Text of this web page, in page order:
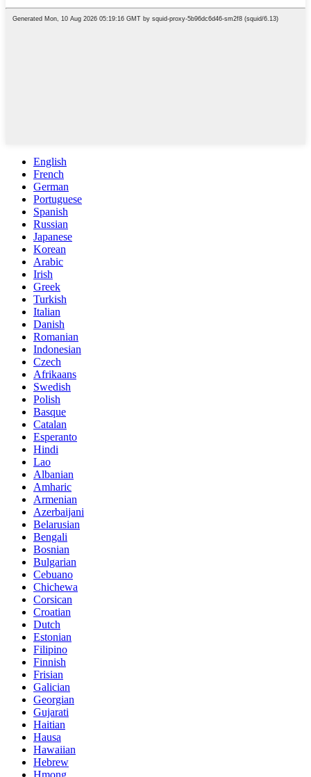
English
French
German
Portuguese
Spanish
Russian
Japanese
Korean
Arabic
Irish
Greek
Turkish
Italian
Danish
Romanian
Indonesian
Czech
Afrikaans
Swedish
Polish
Basque
Catalan
Esperanto
Hindi
Lao
Albanian
Amharic
Armenian
Azerbaijani
Belarusian
Bengali
Bosnian
Bulgarian
Cebuano
Chichewa
Corsican
Croatian
Dutch
Estonian
Filipino
Finnish
Frisian
Galician
Georgian
Gujarati
Haitian
Hausa
Hawaiian
Hebrew
Hmong